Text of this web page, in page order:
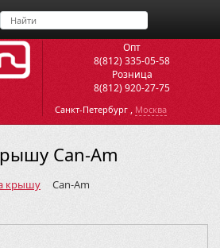
Опт
8(812) 335-05-58
Розница
8(812) 920-27-75
Санкт-Петербург , Москва
Can-Am
крышу Can-Am